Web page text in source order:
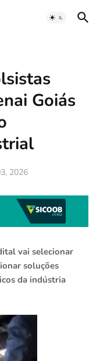
Goiás
2026
vai selecionar
soluções
da indústria